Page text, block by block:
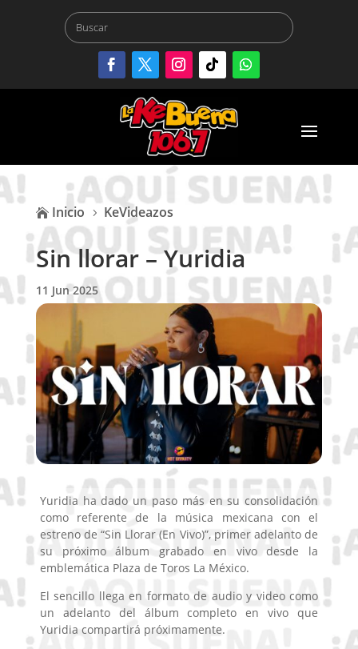
 Inicio 5 KeVideazos
Sin llorar – Yuridia
11 Jun 2025
Yuridia ha dado un paso más en su consolidación
como referente de la música mexicana con el
estreno de “Sin Llorar (En Vivo)”, primer adelanto de
su próximo álbum grabado en vivo desde la
emblemática Plaza de Toros La México.
El sencillo llega en formato de audio y video como
un adelanto del álbum completo en vivo que
Yuridia compartirá próximamente.